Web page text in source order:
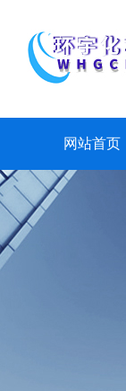
网站首页